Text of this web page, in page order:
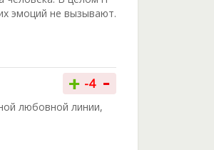
эмоций не вызывают.
+ -4 -
любовной линии,